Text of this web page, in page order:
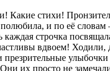
Какие стихи!
и по её словам
каждая строчка
вдвоем! Ходили,
улыбочки
их просто не